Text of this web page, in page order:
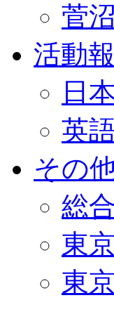
菅
活動
日
英
その
総
東
東